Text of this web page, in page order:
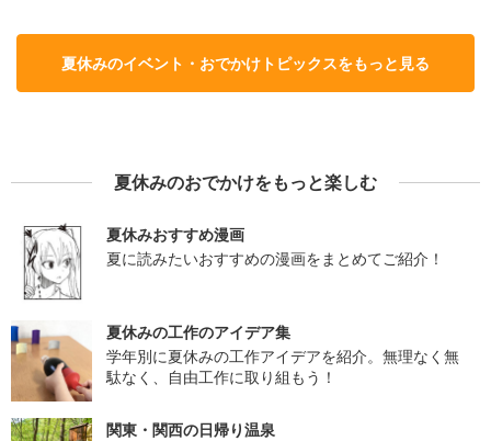
夏休みのイベント・おでかけトピックスをもっと見る
夏休みのおでかけをもっと楽しむ
夏休みおすすめ漫画
夏に読みたいおすすめの漫画をまとめてご紹介！
夏休みの工作のアイデア集
学年別に夏休みの工作アイデアを紹介。無理なく無
駄なく、自由工作に取り組もう！
関東・関西の日帰り温泉